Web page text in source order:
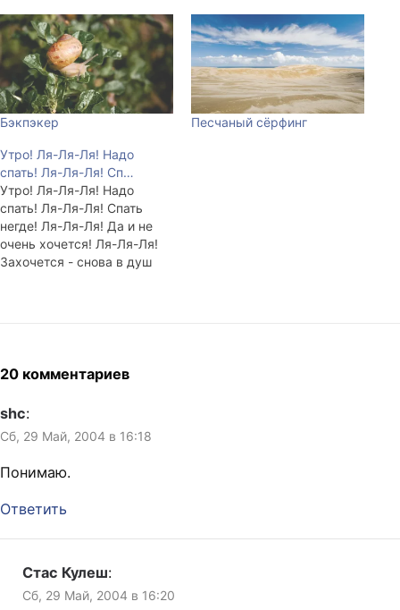
Бэкпэкер Песчаный сёрфинг
Утро! Ля-Ля-Ля! Надо
спать! Ля-Ля-Ля! Сп…
Утро! Ля-Ля-Ля! Надо
спать! Ля-Ля-Ля! Спать
негде! Ля-Ля-Ля! Да и не
очень хочется! Ля-Ля-Ля!
Захочется - снова в душ
20 комментариев
shc:
Сб, 29 Май, 2004 в 16:18
Понимаю.
Ответить
Стас Кулеш:
Сб, 29 Май, 2004 в 16:20